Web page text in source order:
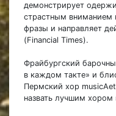
демонстрирует
страстным вниманием
фразы и направляет
(Financial Times).
Фрайбургский
в каждом такте» и
Пермский хор
назвать лучшим